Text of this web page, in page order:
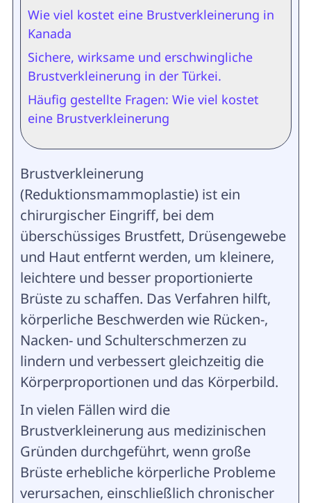
Wie viel kostet eine Brustverkleinerung in
Kanada
Sichere, wirksame und erschwingliche
Brustverkleinerung in der Türkei.
Häufig gestellte Fragen: Wie viel kostet
eine Brustverkleinerung
Brustverkleinerung
(Reduktionsmammoplastie) ist ein
chirurgischer Eingriff, bei dem
überschüssiges Brustfett, Drüsengewebe
und Haut entfernt werden, um kleinere,
leichtere und besser proportionierte
Brüste zu schaffen. Das Verfahren hilft,
körperliche Beschwerden wie Rücken-,
Nacken- und Schulterschmerzen zu
lindern und verbessert gleichzeitig die
Körperproportionen und das Körperbild.
In vielen Fällen wird die
Brustverkleinerung aus medizinischen
Gründen durchgeführt, wenn große
Brüste erhebliche körperliche Probleme
verursachen, einschließlich chronischer